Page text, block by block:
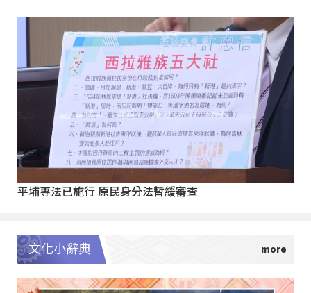
平埔專法已施行 原民身分法暫緩審查
文化小辭典